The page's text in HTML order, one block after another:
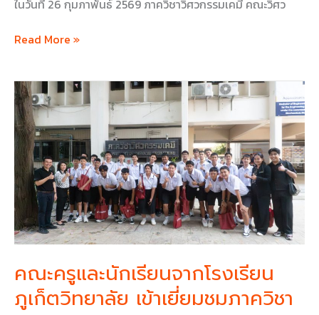
ในวันที่ 26 กุมภาพันธ์ 2569 ภาควิชาวิศวกรรมเคมี คณะวิศว
ดี
คุณธรรม
Read More »
คณะครูและนักเรียนจากโรงเรียน
ภูเก็ตวิทยาลัย เข้าเยี่ยมชมภาควิชา
คณะ
ครู
และ
นักเรียน
จาก
โรงเรียน
ภูเก็ต
วิทยาลัย
เข้า
เยี่ยม
ชม
ภาค
วิชา